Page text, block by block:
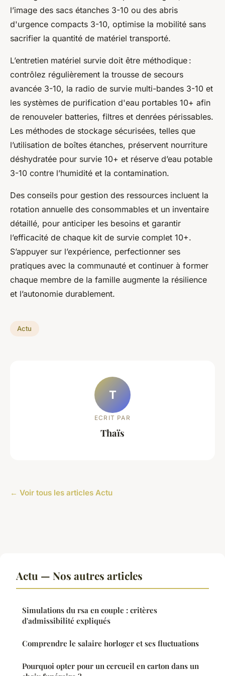
l’image des sacs étanches 3-10 ou des abris
d'urgence compacts 3-10, optimise la mobilité sans
sacrifier la quantité de matériel transporté.
L’entretien matériel survie doit être méthodique :
contrôlez régulièrement la trousse de secours
avancée 3-10, la radio de survie multi-bandes 3-10 et
les systèmes de purification d'eau portables 10+ afin
de renouveler batteries, filtres et denrées périssables.
Les méthodes de stockage sécurisées, telles que
l’utilisation de boîtes étanches, préservent nourriture
déshydratée pour survie 10+ et réserve d’eau potable
3-10 contre l’humidité et la contamination.
Des conseils pour gestion des ressources incluent la
rotation annuelle des consommables et un inventaire
détaillé, pour anticiper les besoins et garantir
l’efficacité de chaque kit de survie complet 10+.
S’appuyer sur l’expérience, perfectionner ses
pratiques avec la communauté et continuer à former
chaque membre de la famille augmente la résilience
et l’autonomie durablement.
Actu
T
ECRIT PAR
Thaïs
← Voir tous les articles Actu
Actu — Nos autres articles
Simulations du rsa en couple : critères
d'admissibilité expliqués
Comprendre le salaire horloger et ses fluctuations
Pourquoi opter pour un cercueil en carton dans un